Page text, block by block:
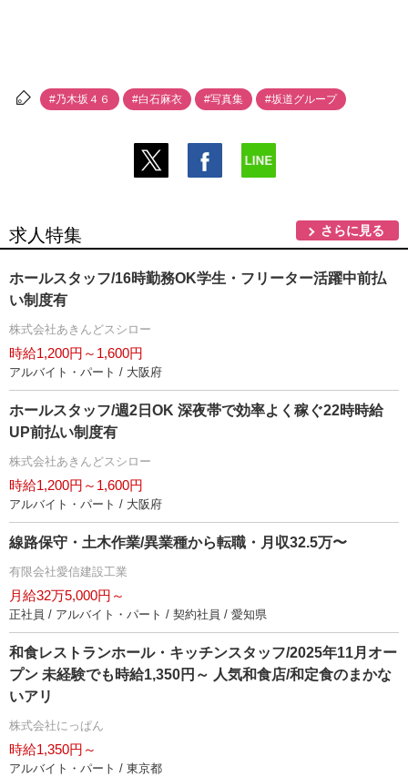
#乃木坂４６ #白石麻衣 #写真集 #坂道グループ
求人特集 さらに見る
ホールスタッフ/16時勤務OK学生・フリーター活躍中前払
い制度有
株式会社あきんどスシロー
時給1,200円～1,600円
アルバイト・パート / 大阪府
ホールスタッフ/週2日OK 深夜帯で効率よく稼ぐ22時時給
UP前払い制度有
株式会社あきんどスシロー
時給1,200円～1,600円
アルバイト・パート / 大阪府
線路保守・土木作業/異業種から転職・月収32.5万〜
有限会社愛信建設工業
月給32万5,000円～
正社員 / アルバイト・パート / 契約社員 / 愛知県
和食レストランホール・キッチンスタッフ/2025年11月オー
プン 未経験でも時給1,350円～ 人気和食店/和定食のまかな
いアリ
株式会社にっぱん
時給1,350円～
アルバイト・パート / 東京都